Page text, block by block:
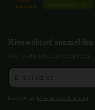
Nieuwsbrief aanmelden
Voor wekelijkse
Lees onze Privacyverklaring